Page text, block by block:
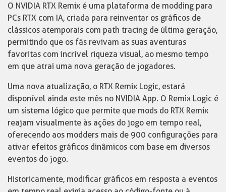
O NVIDIA RTX Remix é uma plataforma de modding para
PCs RTX com IA, criada para reinventar os gráficos de
clássicos atemporais com path tracing de última geração,
permitindo que os fãs revivam as suas aventuras
favoritas com incrível riqueza visual, ao mesmo tempo
em que atrai uma nova geração de jogadores.
Uma nova atualização, o RTX Remix Logic, estará
disponível ainda este mês no NVIDIA App. O Remix Logic é
um sistema lógico que permite que mods do RTX Remix
reajam visualmente às ações do jogo em tempo real,
oferecendo aos modders mais de 900 configurações para
ativar efeitos gráficos dinâmicos com base em diversos
eventos do jogo.
Historicamente, modificar gráficos em resposta a eventos